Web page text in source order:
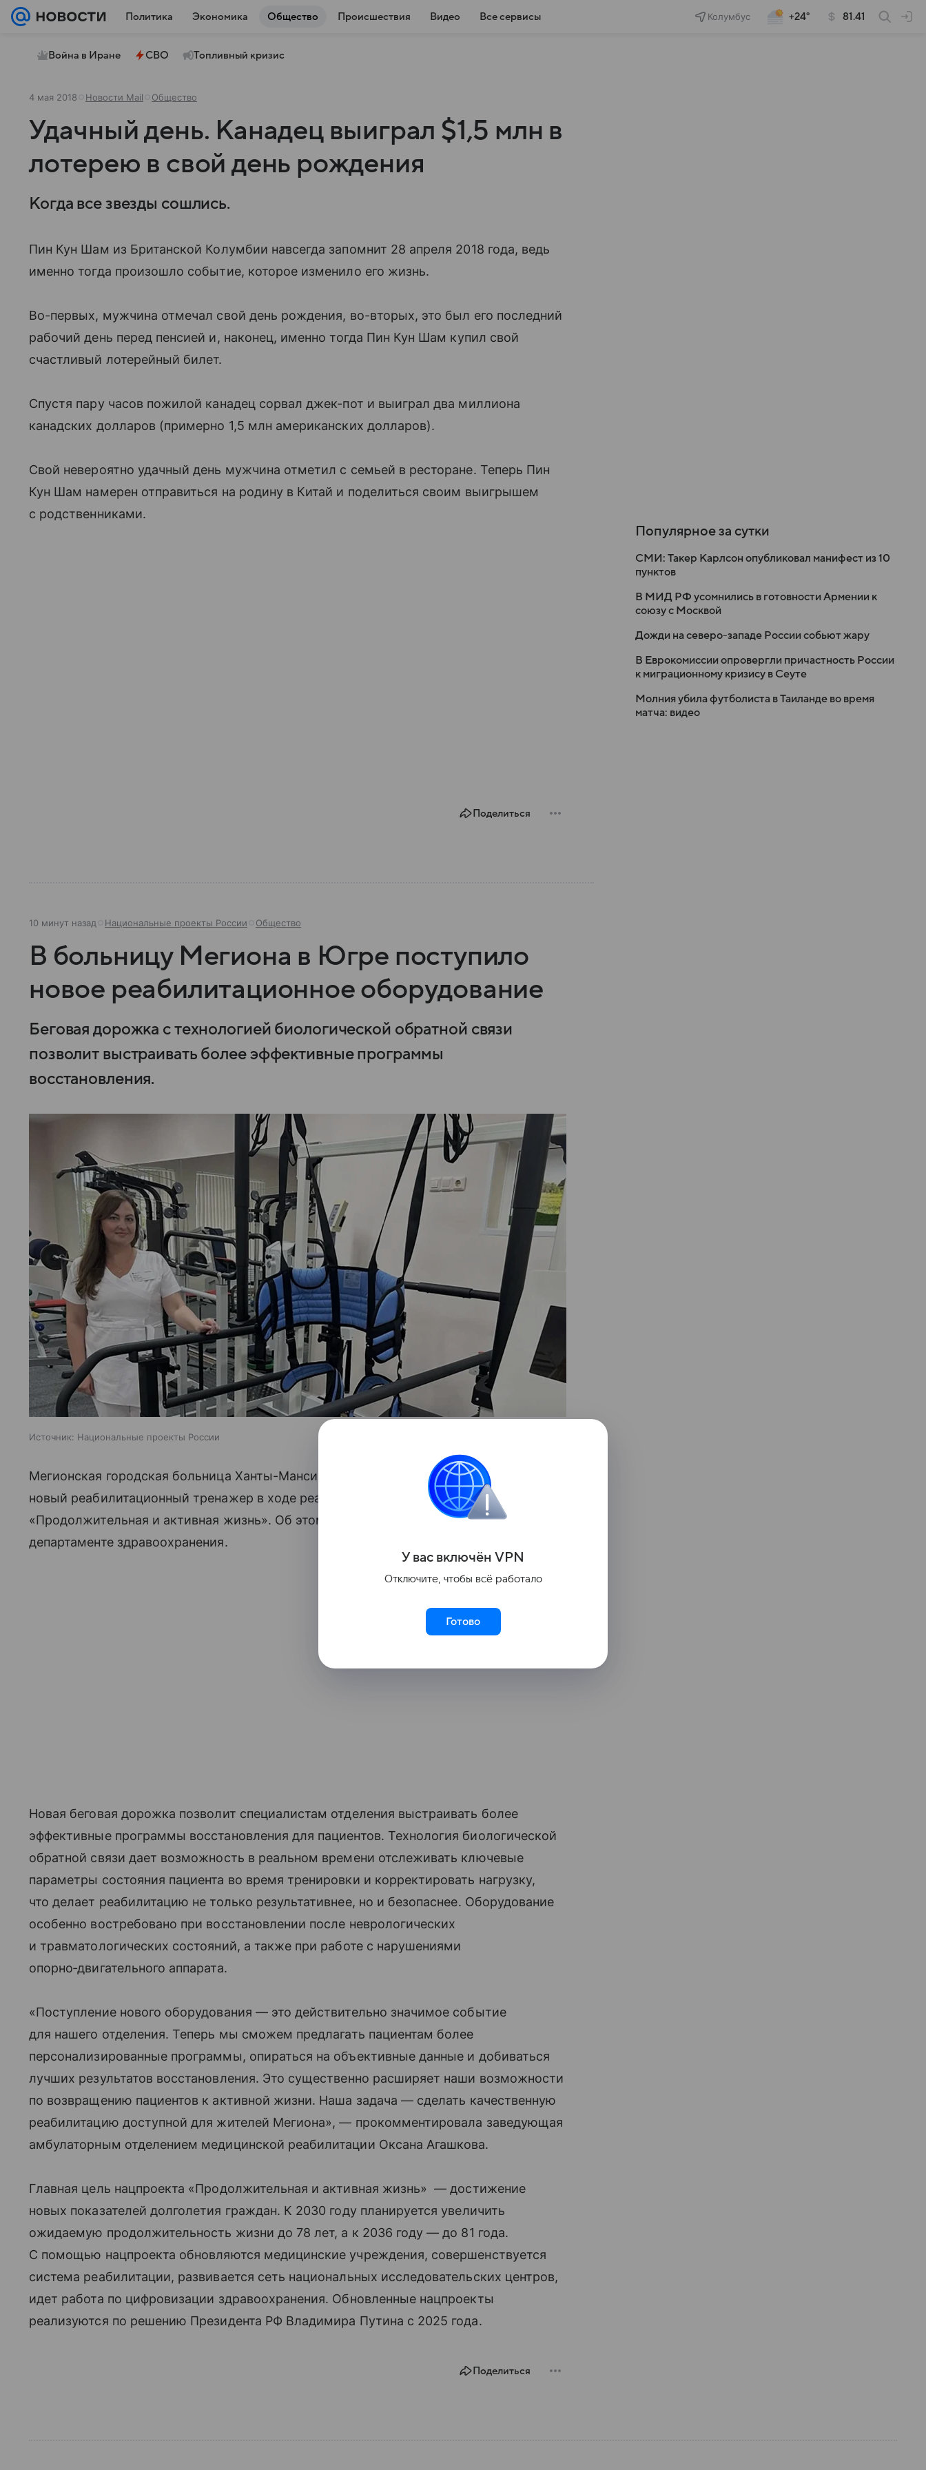
Политика Экономика Общество Происшествия Видео Все сервисы Колумбус +24° 81.41
Война в Иране СВО Топливный кризис
4 мая 2018 Новости Mail Общество
Удачный день. Канадец выиграл $1,5 млн в
лотерею в свой день рождения
Когда все звезды сошлись.
Пин Кун Шам из Британской Колумбии навсегда запомнит 28 апреля 2018 года, ведь
именно тогда произошло событие, которое изменило его жизнь.
Во-первых, мужчина отмечал свой день рождения, во-вторых, это был его последний
рабочий день перед пенсией и, наконец, именно тогда Пин Кун Шам купил свой
счастливый лотерейный билет.
Спустя пару часов пожилой канадец сорвал джек-пот и выиграл два миллиона
канадских долларов (примерно 1,5 млн американских долларов).
Свой невероятно удачный день мужчина отметил с семьей в ресторане. Теперь Пин
Кун Шам намерен отправиться на родину в Китай и поделиться своим выигрышем
с родственниками.
Поделиться
10 минут назад Национальные проекты России Общество
В больницу Мегиона в Югре поступило
новое реабилитационное оборудование
Беговая дорожка с технологией биологической обратной связи
позволит выстраивать более эффективные программы
восстановления.
Источник: Национальные проекты России
Мегионская городская больница Ханты-Мансийского автономного округа получила
новый реабилитационный тренажер в ходе реализации нацпроекта
«Продолжительная и активная жизнь». Об этом сообщили в региональном
департаменте здравоохранения.
Новая беговая дорожка позволит специалистам отделения выстраивать более
эффективные программы восстановления для пациентов. Технология биологической
обратной связи дает возможность в реальном времени отслеживать ключевые
параметры состояния пациента во время тренировки и корректировать нагрузку,
что делает реабилитацию не только результативнее, но и безопаснее. Оборудование
особенно востребовано при восстановлении после неврологических
и травматологических состояний, а также при работе с нарушениями
опорно‑двигательного аппарата.
«Поступление нового оборудования — это действительно значимое событие
для нашего отделения. Теперь мы сможем предлагать пациентам более
персонализированные программы, опираться на объективные данные и добиваться
лучших результатов восстановления. Это существенно расширяет наши возможности
по возвращению пациентов к активной жизни. Наша задача — сделать качественную
реабилитацию доступной для жителей Мегиона», — прокомментировала заведующая
амбулаторным отделением медицинской реабилитации Оксана Агашкова.
Главная цель нацпроекта «Продолжительная и активная жизнь» — достижение
новых показателей долголетия граждан. К 2030 году планируется увеличить
ожидаемую продолжительность жизни до 78 лет, а к 2036 году — до 81 года.
С помощью нацпроекта обновляются медицинские учреждения, совершенствуется
система реабилитации, развивается сеть национальных исследовательских центров,
идет работа по цифровизации здравоохранения. Обновленные нацпроекты
реализуются по решению Президента РФ Владимира Путина с 2025 года.
Поделиться
Популярное за сутки
СМИ: Такер Карлсон опубликовал манифест из 10
пунктов
В МИД РФ усомнились в готовности Армении к
союзу с Москвой
Дожди на северо-западе России собьют жару
В Еврокомиссии опровергли причастность России
к миграционному кризису в Сеуте
Молния убила футболиста в Таиланде во время
матча: видео
У вас включён VPN
Отключите, чтобы всё работало
Готово